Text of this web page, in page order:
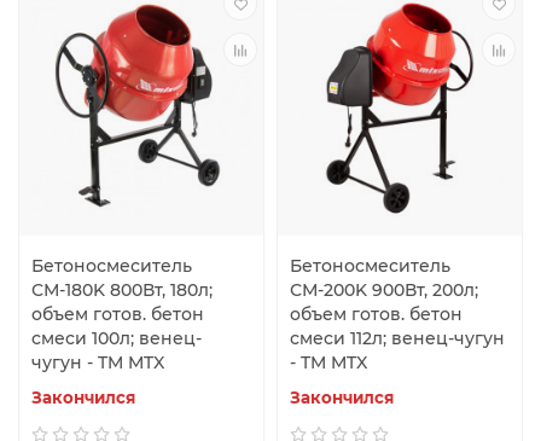
Бетоносмеситель
СМ-180K 800Вт, 180л;
объем готов. бетон
смеси 100л; венец-
чугун - TM MTX
Закончился
Бетоносмеситель
СМ-200K 900Вт, 200л;
объем готов. бетон
смеси 112л; венец-чугун
- TM MTX
Закончился